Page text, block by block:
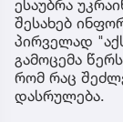
ესაუბრა
შესახებ
პირველად
გამოცემა
რომ რაც
დასრულება.